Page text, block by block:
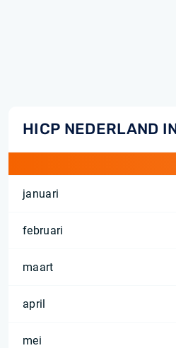
HICP NEDERLAND
januari
februari
maart
april
mei